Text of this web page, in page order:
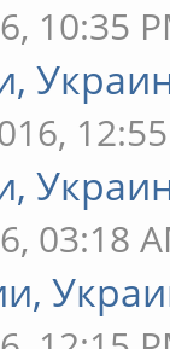
10:35
03:18